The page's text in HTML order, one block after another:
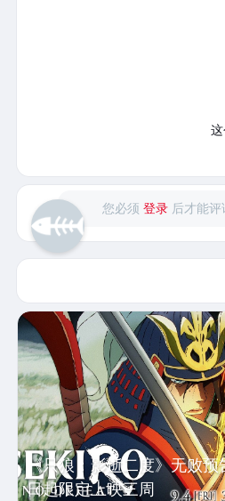
您必须登录 后才能评
《只狼：影逝二度》无败
日起限定上映三周